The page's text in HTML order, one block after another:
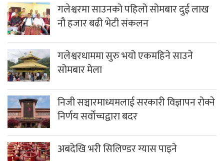
गलेश्वरमा साउनको पहिलो सोमबार दुई लाख
नौ हजार बढी भेटी संकलन
गलेश्वरधाममा सुरु भयो एकमहिने साउने
सोमबार मेला
निजी सञ्चारमाध्यमलाई सरकारी विज्ञापन रोक्ने
निर्णय सर्वोच्चद्वारा बदर
अबदेखि भरी सिलिण्डर ग्यास पाइने